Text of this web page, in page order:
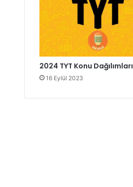
2024 TYT Konu Dağılımları
16 Eylül 2023